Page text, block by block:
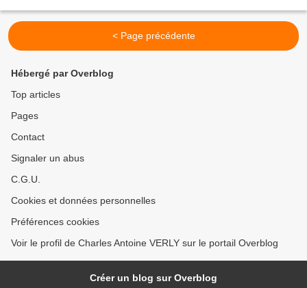
< Page précédente
Hébergé par Overblog
Top articles
Pages
Contact
Signaler un abus
C.G.U.
Cookies et données personnelles
Préférences cookies
Voir le profil de Charles Antoine VERLY sur le portail Overblog
Créer un blog sur Overblog